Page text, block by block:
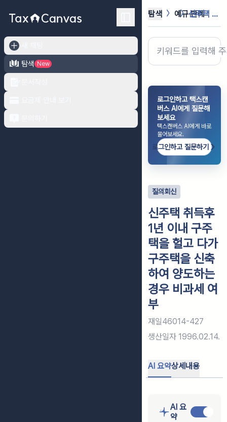
탐색
New
탐색 예규·판례 신주택 취득후 1년 이내 구주택을 헐...
로그인하고 택스캔
버스 AI에게 질문해
보세요
택스캔버스 AI에게 바로
물어보세요.
로그인하고 질문하기
질의회신
신주택 취득후
1년 이내 구주
택을 헐고 다가
구주택을 신축
하여 양도하는
경우 비과세 여
부
재일46014-427
생산일자 1996.02.14.
AI 요약상세내용
AI 요
약